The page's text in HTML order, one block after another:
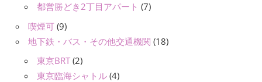
都営勝どき2丁目アパート (7)
喫煙可 (9)
地下鉄・バス・その他交通機関 (18)
東京BRT (2)
東京臨海シャトル (4)